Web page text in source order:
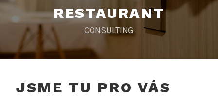
RESTAURANT
CONSULTING
JSME TU PRO VÁS